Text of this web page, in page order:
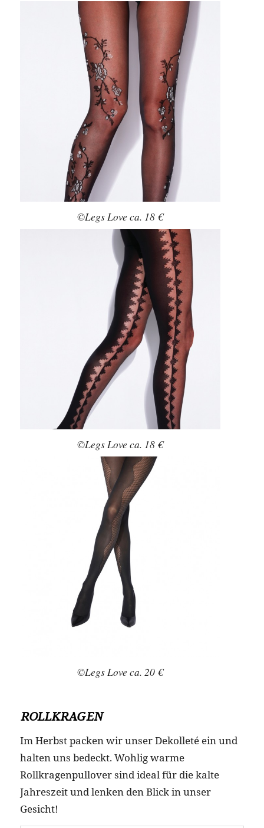
©Legs Love ca. 18 €
©Legs Love ca. 18 €
©Legs Love ca. 20 €
ROLLKRAGEN
Im Herbst packen wir unser Dekolleté ein und
halten uns bedeckt. Wohlig warme
Rollkragenpullover sind ideal für die kalte
Jahreszeit und lenken den Blick in unser
Gesicht!